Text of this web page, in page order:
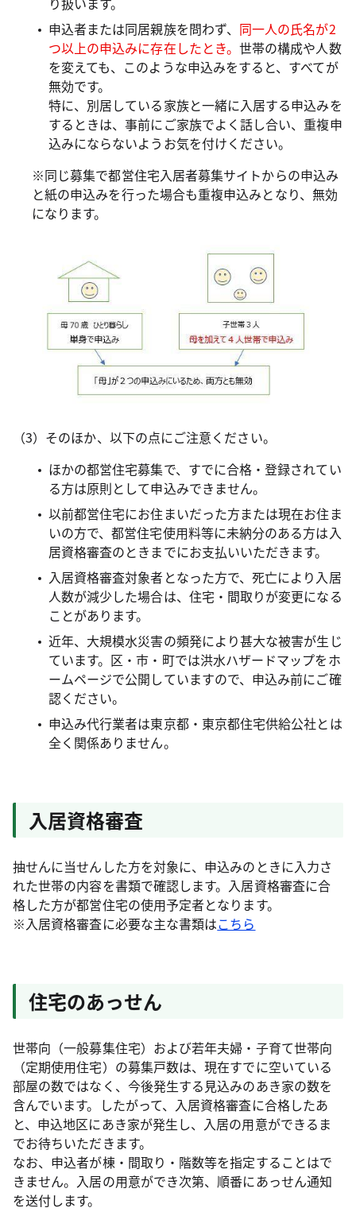
申込者または同居親族を問わず、 同一人の氏名が2
つ以上の申込みに存在したとき。 世帯の構成や人数
を変えても、このような申込みをすると、すべてが
無効です。
特に、別居している家族と一緒に入居する申込みを
するときは、事前にご家族でよく話し合い、重複申
込みにならないようお気を付けください。
※同じ募集で都営住宅入居者募集サイトからの申込み
と紙の申込みを行った場合も重複申込みとなり、無効
になります。
（3）そのほか、以下の点にご注意ください。
ほかの都営住宅募集で、すでに合格・登録されてい
る方は原則として申込みできません。
以前都営住宅にお住まいだった方または現在お住ま
いの方で、都営住宅使用料等に未納分のある方は入
居資格審査のときまでにお支払いいただきます。
入居資格審査対象者となった方で、死亡により入居
人数が減少した場合は、住宅・間取りが変更になる
ことがあります。
近年、大規模水災害の頻発により甚大な被害が生じ
ています。区・市・町では洪水ハザードマップをホ
ームページで公開していますので、申込み前にご確
認ください。
申込み代行業者は東京都・東京都住宅供給公社とは
全く関係ありません。
入居資格審査
抽せんに当せんした方を対象に、申込みのときに入力さ
れた世帯の内容を書類で確認します。入居資格審査に合
格した方が都営住宅の使用予定者となります。
※入居資格審査に必要な主な書類はこちら
住宅のあっせん
世帯向（一般募集住宅）および若年夫婦・子育て世帯向
（定期使用住宅）の募集戸数は、現在すでに空いている
部屋の数ではなく、今後発生する見込みのあき家の数を
含んでいます。したがって、入居資格審査に合格したあ
と、申込地区にあき家が発生し、入居の用意ができるま
でお待ちいただきます。
なお、申込者が棟・間取り・階数等を指定することはで
きません。入居の用意ができ次第、順番にあっせん通知
を送付します。